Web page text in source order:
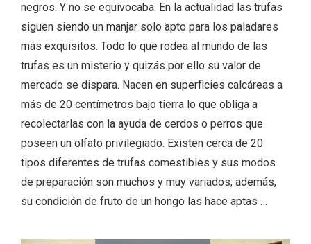
negros. Y no se equivocaba. En la actualidad las trufas
siguen siendo un manjar solo apto para los paladares
más exquisitos. Todo lo que rodea al mundo de las
trufas es un misterio y quizás por ello su valor de
mercado se dispara. Nacen en superficies calcáreas a
más de 20 centímetros bajo tierra lo que obliga a
recolectarlas con la ayuda de cerdos o perros que
poseen un olfato privilegiado. Existen cerca de 20
tipos diferentes de trufas comestibles y sus modos
de preparación son muchos y muy variados; además,
su condición de fruto de un hongo las hace aptas …
Fiesta de los Fueros 2026 de Sepúlveda
y Feria de Artesanía